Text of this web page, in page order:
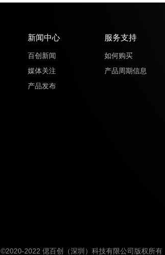
新闻中心
百创新闻
媒体关注
产品发布
服务支持
如何购买
产品周期信息
©2020-2022 偲百创（深圳）科技有限公司版权所有